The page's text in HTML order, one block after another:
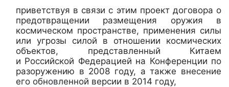
приветствуя в связи с этим проект договора о
предотвращении размещения оружия в
космическом пространстве, применения силы
или угрозы силой в отношении космических
объектов, представленный Китаем
и Российской Федерацией на Конференции по
разоружению в 2008 году, а также внесение
его обновленной версии в 2014 году,